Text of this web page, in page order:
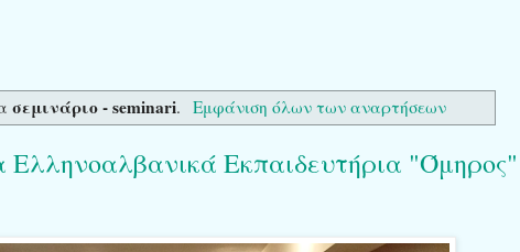
σεμινάριο - seminari. Εμφάνιση όλων των αναρτήσεων
Ελληνοαλβανικά Εκπαιδευτήρια "Όμηρος"